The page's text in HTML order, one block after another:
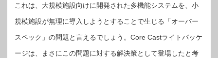
これは、大規模施設向けに開発された多機能システムを、小
規模施設が無理に導入しようとすることで生じる「オーバー
スペック」の問題と言えるでしょう。Core Castライトパッケ
ージは、まさにこの問題に対する解決策として登場したと考